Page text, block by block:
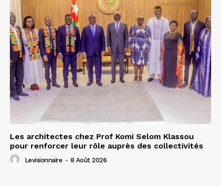
Les architectes chez Prof Komi Selom Klassou
pour renforcer leur rôle auprès des collectivités
Levisionnaire - 8 Août 2026